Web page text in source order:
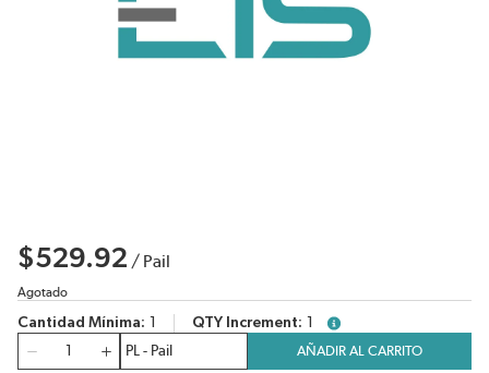
$529.92 / Pail
Agotado
Cantidad Mínima QTY Increment
more info
Cantidad
AÑADIR AL CARRITO